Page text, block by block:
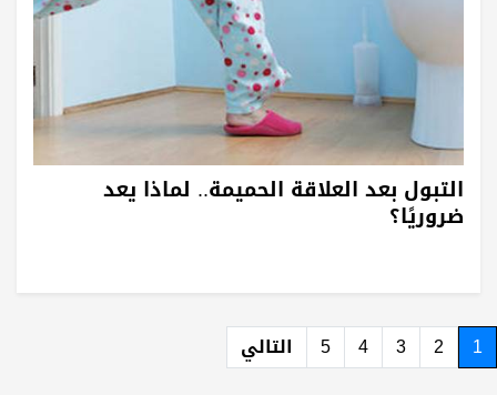
التبول بعد العلاقة الحميمة.. لماذا يعد
ضروريًا؟
1
2
3
4
5 التالي